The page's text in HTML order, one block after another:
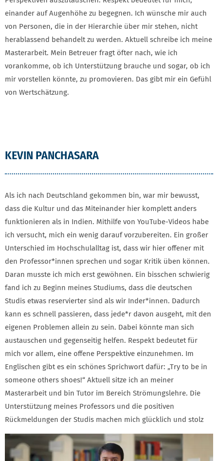
einander auf Augenhöhe zu begegnen. Ich wünsche mir auch
von Personen, die in der Hierarchie über mir stehen, nicht
herablassend behandelt zu werden. Aktuell schreibe ich meine
Masterarbeit. Mein Betreuer fragt öfter nach, wie ich
vorankomme, ob ich Unterstützung brauche und sogar, ob ich
mir vorstellen könnte, zu promovieren. Das gibt mir ein Gefühl
von Wertschätzung.
KEVIN PANCHASARA
Als ich nach Deutschland gekommen bin, war mir bewusst,
dass die Kultur und das Miteinander hier komplett anders
funktionieren als in Indien. Mithilfe von YouTube-Videos habe
ich versucht, mich ein wenig darauf vorzubereiten. Ein großer
Unterschied im Hochschulalltag ist, dass wir hier offener mit
den Professor*innen sprechen und sogar Kritik üben können.
Daran musste ich mich erst gewöhnen. Ein bisschen schwierig
fand ich zu Beginn meines Studiums, dass die deutschen
Studis etwas reservierter sind als wir Inder*innen. Dadurch
kann es schnell passieren, dass jede*r davon ausgeht, mit den
eigenen Problemen allein zu sein. Dabei könnte man sich
austauschen und gegenseitig helfen. Respekt bedeutet für
mich vor allem, eine offene Perspektive einzunehmen. Im
Englischen gibt es ein schönes Sprichwort dafür: „Try to be in
someone others shoes!“ Aktuell sitze ich an meiner
Masterarbeit und bin Tutor im Bereich Strömungslehre. Die
Unterstützung meines Professors und die positiven
Rückmeldungen der Studis machen mich glücklich und stolz